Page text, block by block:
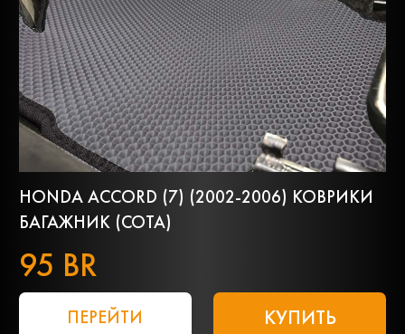
HONDA ACCORD (7) (2002-2006) КОВРИКИ
БАГАЖНИК (СОТА)
95 BR
ПЕРЕЙТИ КУПИТЬ